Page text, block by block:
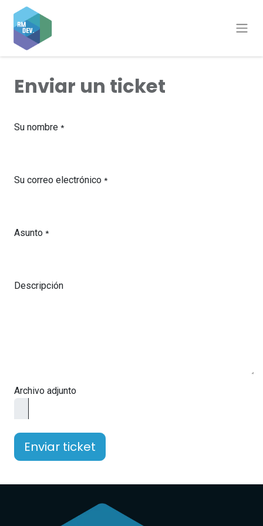
Enviar un ticket
Su nombre *
Su correo electrónico *
Asunto *
Descripción
Archivo adjunto
Enviar ticket